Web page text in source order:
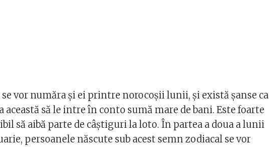
vor număra și ei printre norocoșii lunii, și există șanse ca
această să le intre în conto sumă mare de bani. Este foarte
să aibă parte de câștiguri la loto. În partea a doua a lunii
persoanele născute sub acest semn zodiacal se vor